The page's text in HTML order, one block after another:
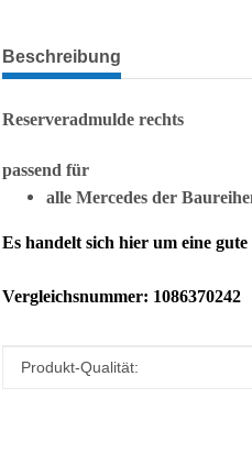
weitere Registerkarten anzeigen
Beschreibung
Reserveradmulde rechts
passend für
alle Mercedes der
Es handelt sich hier um eine
Vergleichsnummer: 1086370242
Produkteigenschaft
Wert
Produkt-Qualität: